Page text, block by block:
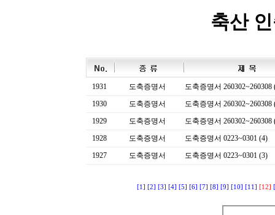
축산
1931 도축증명서
도축증명서 260302~260308
1930
도축증명서
도축증명서 260302~260308
1929
도축증명서
도축증명서 260302~260308
1928
도축증명서
도축증명서 0223~0301 (4)
1927
도축증명서 도축증명서 0223~0301 (3)
[1] [2] [3] [4] [5] [6] [7] [8] [9] [10] [11] [12]